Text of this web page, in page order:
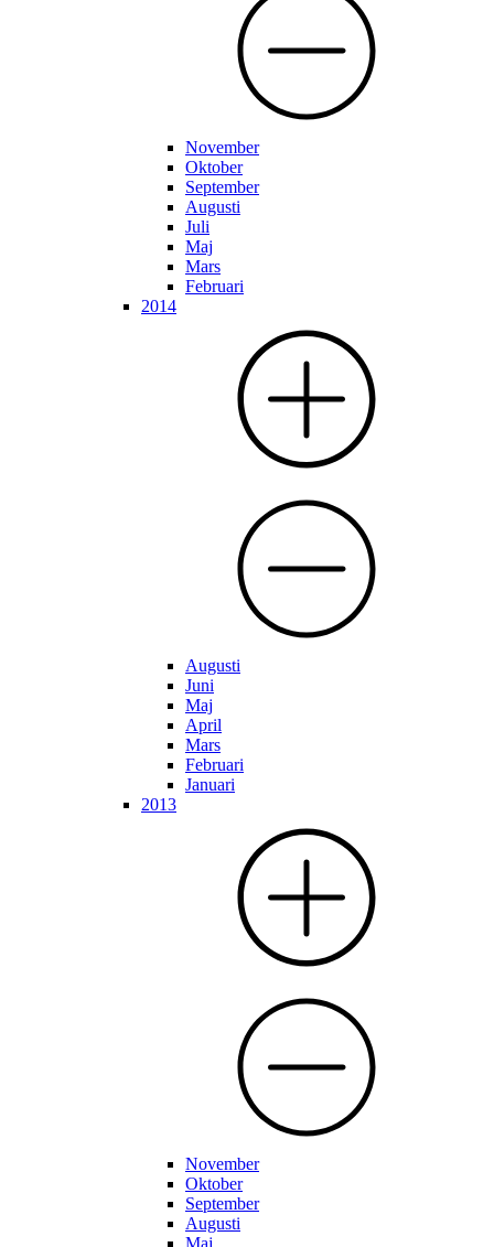
November
Oktober
September
Augusti
Juli
Maj
Mars
Februari
2014
Augusti
Juni
Maj
April
Mars
Februari
Januari
2013
November
Oktober
September
Augusti
Maj